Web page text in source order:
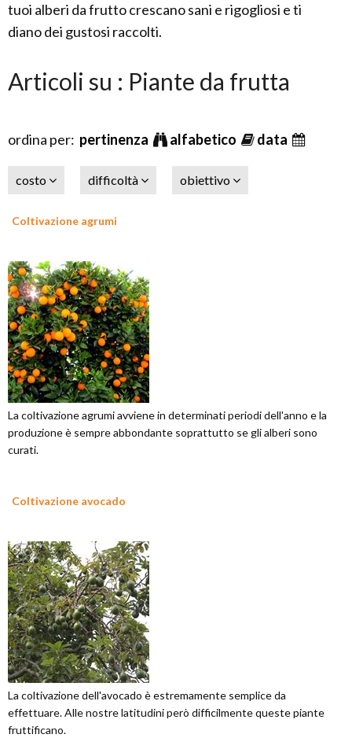
tuoi alberi da frutto crescano sani e rigogliosi e ti
diano dei gustosi raccolti.
Articoli su : Piante da frutta
ordina per: pertinenza alfabetico data
costo difficoltà obiettivo
Coltivazione agrumi
La coltivazione agrumi avviene in determinati periodi dell'anno e la
produzione è sempre abbondante soprattutto se gli alberi sono
curati.
Coltivazione avocado
La coltivazione dell'avocado è estremamente semplice da
effettuare. Alle nostre latitudini però difficilmente queste piante
fruttificano.